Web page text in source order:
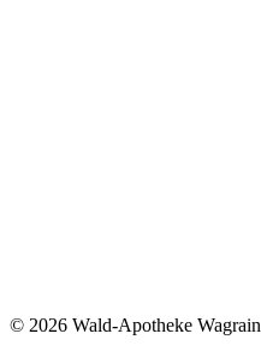
© 2026 Wald-Apotheke Wagrain